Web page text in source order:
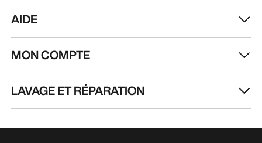
AIDE
MON COMPTE
LAVAGE ET RÉPARATION